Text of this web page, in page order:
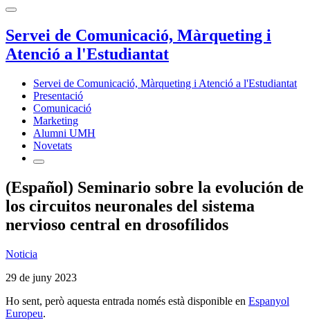
Servei de Comunicació, Màrqueting i
Atenció a l'Estudiantat
Servei de Comunicació, Màrqueting i Atenció a l'Estudiantat
Presentació
Comunicació
Marketing
Alumni UMH
Novetats
(Español) Seminario sobre la evolución de
los circuitos neuronales del sistema
nervioso central en drosofílidos
Noticia
29 de juny 2023
Ho sent, però aquesta entrada només està disponible en Espanyol
Europeu.